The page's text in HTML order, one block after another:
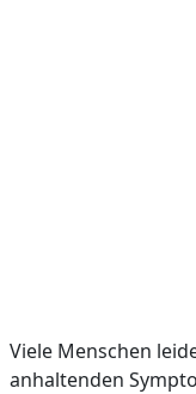
Viele Menschen
anhaltenden